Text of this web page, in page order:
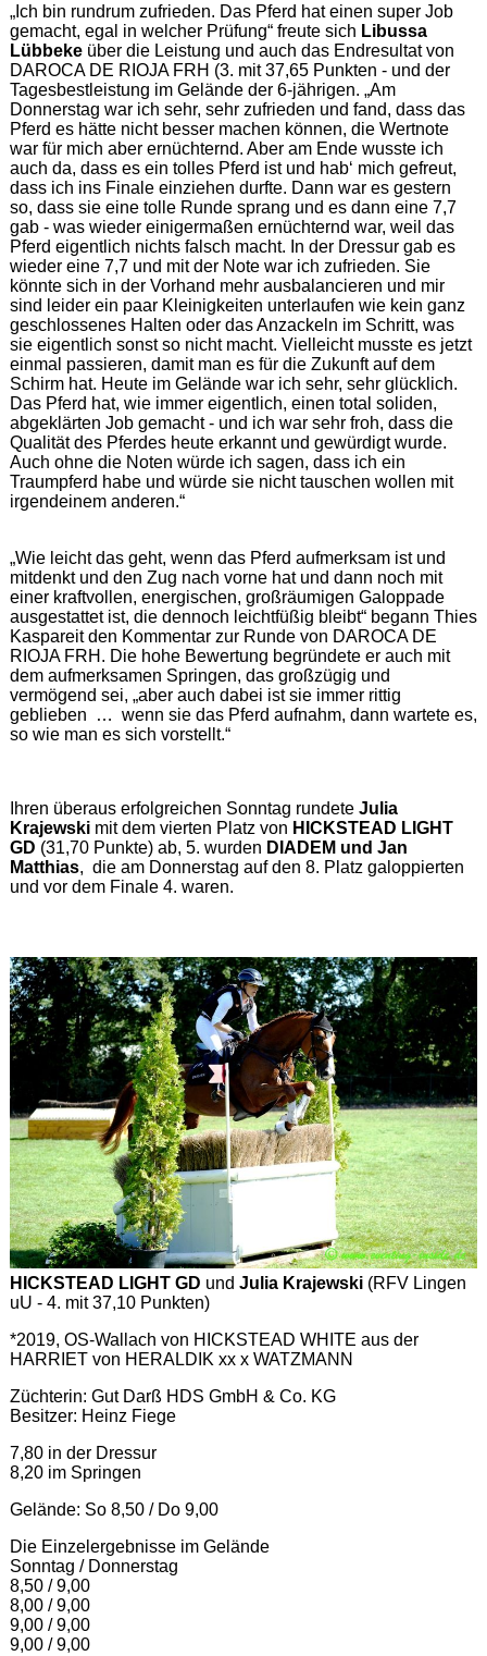
„Ich bin rundrum zufrieden. Das Pferd hat einen super Job
gemacht, egal in welcher Prüfung“ freute sich Libussa
Lübbekeüber die Leistung und auch das Endresultat von
DAROCA DE RIOJA FRH (3. mit 37,65 Punkten - und der
Tagesbestleistung im Gelände der 6-jährigen. „Am
Donnerstag war ich sehr, sehr zufrieden und fand, dass das
Pferd es hätte nicht besser machen können, die Wertnote
war für mich aber ernüchternd. Aber am Ende wusste ich
auch da, dass es ein tolles Pferd ist und hab‘ mich gefreut,
dass ich ins Finale einziehen durfte. Dann war es gestern
so, dass sie eine tolle Runde sprang und es dann eine 7,7
gab - was wieder einigermaßen ernüchternd war, weil das
Pferd eigentlich nichts falsch macht. In der Dressur gab es
wieder eine 7,7 und mit der Note war ich zufrieden. Sie
könnte sich in der Vorhand mehr ausbalancieren und mir
sind leider ein paar Kleinigkeiten unterlaufen wie kein ganz
geschlossenes Halten oder das Anzackeln im Schritt, was
sie eigentlich sonst so nicht macht. Vielleicht musste es jetzt
einmal passieren, damit man es für die Zukunft auf dem
Schirm hat. Heute im Gelände war ich sehr, sehr glücklich.
Das Pferd hat, wie immer eigentlich, einen total soliden,
abgeklärten Job gemacht - und ich war sehr froh, dass die
Qualität des Pferdes heute erkannt und gewürdigt wurde.
Auch ohne die Noten würde ich sagen, dass ich ein
Traumpferd habe und würde sie nicht tauschen wollen mit
irgendeinem anderen.“
„Wie leicht das geht, wenn das Pferd aufmerksam ist und
mitdenkt und den Zug nach vorne hat und dann noch mit
einer kraftvollen, energischen, großräumigen Galoppade
ausgestattet ist, die dennoch leichtfüßig bleibt“ begann Thies
Kaspareit den Kommentar zur Runde von DAROCA DE
RIOJA FRH. Die hohe Bewertung begründete er auch mit
dem aufmerksamen Springen, das großzügig und
vermögend sei, „aber auch dabei ist sie immer rittig
geblieben … wenn sie das Pferd aufnahm, dann wartete es,
so wie man es sich vorstellt.“
Ihren überaus erfolgreichen Sonntag rundete Julia
Krajewskimit dem vierten Platz von HICKSTEAD LIGHT
GD (31,70 Punkte) ab, 5. wurden DIADEM und Jan
Matthias, die am Donnerstag auf den 8. Platz galoppierten
und vor dem Finale 4. waren.
HICKSTEAD LIGHT GD und Julia Krajewski(RFV Lingen
uU - 4. mit 37,10 Punkten)
*2019, OS-Wallach von HICKSTEAD WHITE aus der
HARRIET von HERALDIK xx x WATZMANN
Züchterin: Gut Darß HDS GmbH & Co. KG
Besitzer: Heinz Fiege
7,80 in der Dressur
8,20 im Springen
Gelände: So 8,50 / Do 9,00
Die Einzelergebnisse im Gelände
Sonntag / Donnerstag
8,50 / 9,00
8,00 / 9,00
9,00 / 9,00
9,00 / 9,00